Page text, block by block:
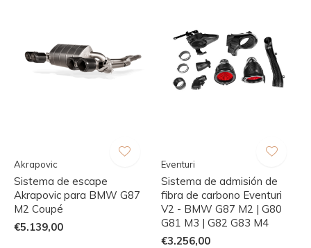
Akrapovic
Sistema de escape
Akrapovic para BMW G87
M2 Coupé
€5.139,00
Eventuri
Sistema de admisión de
fibra de carbono Eventuri
V2 - BMW G87 M2 | G80
G81 M3 | G82 G83 M4
€3.256,00